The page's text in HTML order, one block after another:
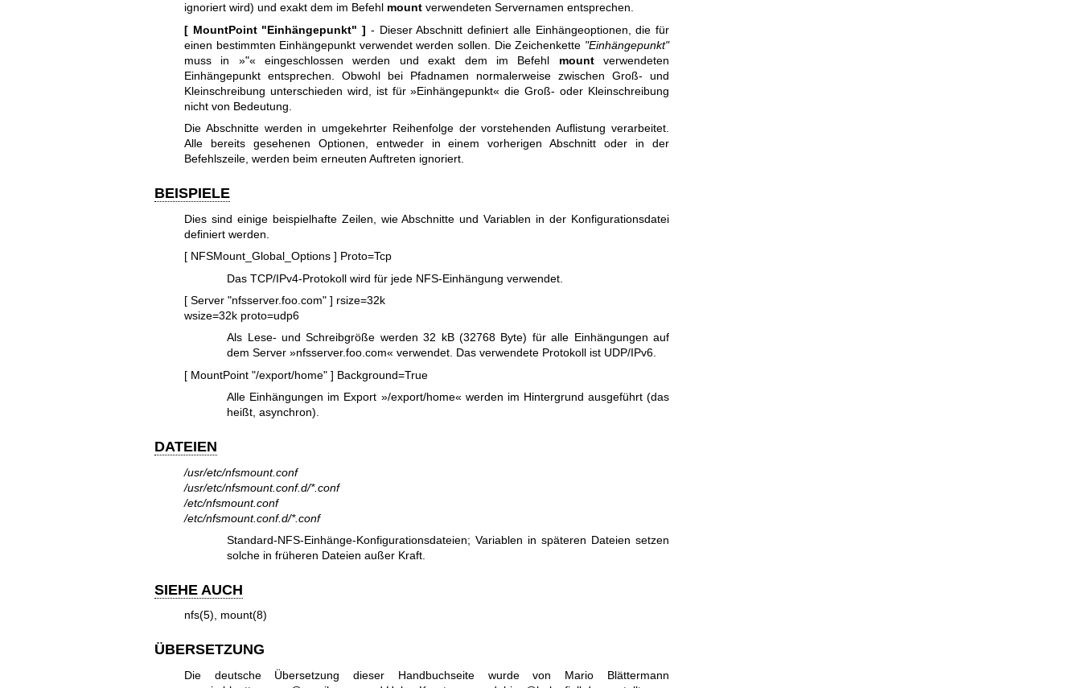
ignoriert wird) und exakt dem im Befehl mountverwendeten Servernamen entsprechen.
[ MountPoint "Einhängepunkt" ] - Dieser Abschnitt definiert alle Einhängeoptionen, die für
einen bestimmten Einhängepunkt verwendet werden sollen. Die Zeichenkette "Einhängepunkt"
muss in »"« eingeschlossen werden und exakt dem im Befehl mountverwendeten
Einhängepunkt entsprechen. Obwohl bei Pfadnamen normalerweise zwischen Groß- und
Kleinschreibung unterschieden wird, ist für »Einhängepunkt« die Groß- oder Kleinschreibung
nicht von Bedeutung.
Die Abschnitte werden in umgekehrter Reihenfolge der vorstehenden Auflistung verarbeitet.
Alle bereits gesehenen Optionen, entweder in einem vorherigen Abschnitt oder in der
Befehlszeile, werden beim erneuten Auftreten ignoriert.
BEISPIELE
Dies sind einige beispielhafte Zeilen, wie Abschnitte und Variablen in der Konfigurationsdatei
definiert werden.
[ NFSMount_Global_Options ] Proto=Tcp
Das TCP/IPv4-Protokoll wird für jede NFS-Einhängung verwendet.
[ Server "nfsserver.foo.com" ] rsize=32k
wsize=32k proto=udp6
Als Lese- und Schreibgröße werden 32 kB (32768 Byte) für alle Einhängungen auf
dem Server »nfsserver.foo.com« verwendet. Das verwendete Protokoll ist UDP/IPv6.
[ MountPoint "/export/home" ] Background=True
Alle Einhängungen im Export »/export/home« werden im Hintergrund ausgeführt (das
heißt, asynchron).
DATEIEN
/usr/etc/nfsmount.conf
/usr/etc/nfsmount.conf.d/*.conf
/etc/nfsmount.conf
/etc/nfsmount.conf.d/*.conf
Standard-NFS-Einhänge-Konfigurationsdateien; Variablen in späteren Dateien setzen
solche in früheren Dateien außer Kraft.
SIEHE AUCH
nfs(5), mount(8)
ÜBERSETZUNG
Die deutsche Übersetzung dieser Handbuchseite wurde von Mario Blättermann